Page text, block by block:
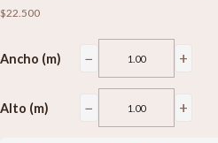
$22.500
Ancho (m) − +
Alto (m) − +